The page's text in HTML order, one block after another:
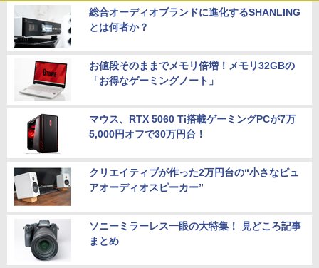
総合オーディオブランドに進化するSHANLING
とは何者か？
お値段そのままでメモリ倍増！メモリ32GBの
「お得なゲーミングノート」
マウス、RTX 5060 Ti搭載ゲーミングPCが7万
5,000円オフで30万円台！
クリエイティブが作った2万円台の“小さなピュ
アオーディオスピーカー”
ソニーミラーレス一眼の大特集！ 見どころ記事
まとめ